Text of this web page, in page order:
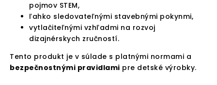
pojmov STEM,
ľahko sledovateľnými stavebnými pokynmi,
vytlačiteľnými vzhľadmi na rozvoj
dizajnérskych zručností.
Tento produkt je v súlade s platnými normami a
bezpečnostnými pravidlami pre detské výrobky.